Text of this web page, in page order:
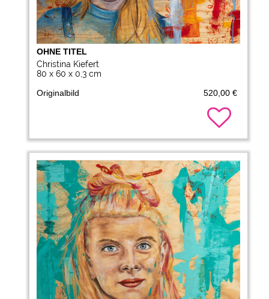
OHNE TITEL
Christina Kiefert
80 x 60 x 0,3 cm
Originalbild
520,00 €